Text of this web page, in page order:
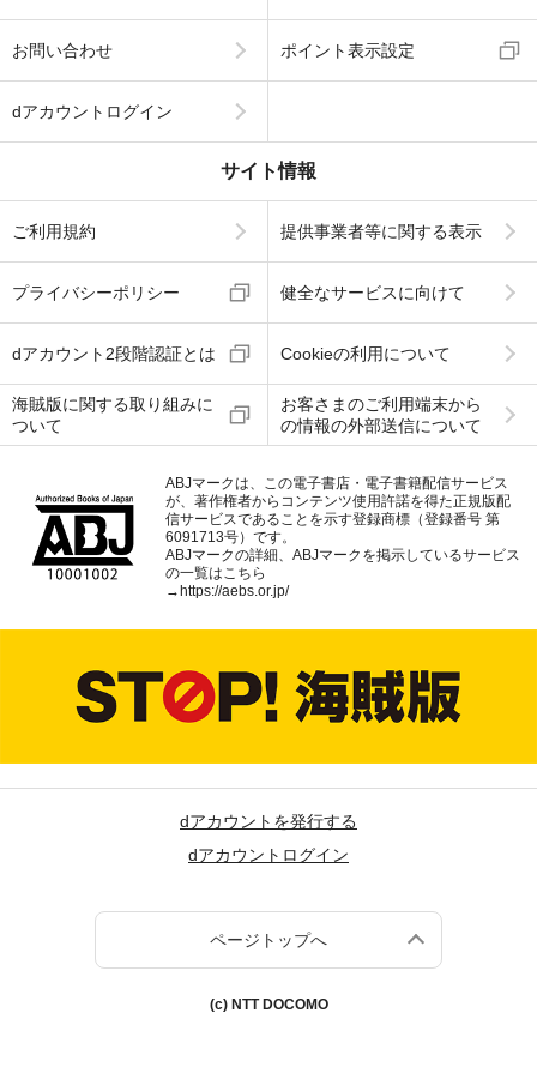
お問い合わせ ポイント表示設定
dアカウントログイン
サイト情報
ご利用規約 提供事業者等に関する表示
プライバシーポリシー 健全なサービスに向けて
dアカウント2段階認証とは Cookieの利用について
海賊版に関する取り組みに
ついて
お客さまのご利用端末から
の情報の外部送信について
ABJマークは、この電子書店・電子書籍配信サービス
が、著作権者からコンテンツ使用許諾を得た正規版配
信サービスであることを示す登録商標（登録番号 第
6091713号）です。
ABJマークの詳細、ABJマークを掲示しているサービス
の一覧はこちら
→ https://aebs.or.jp/
dアカウントを発行する
dアカウントログイン
ページトップへ
(c) NTT DOCOMO